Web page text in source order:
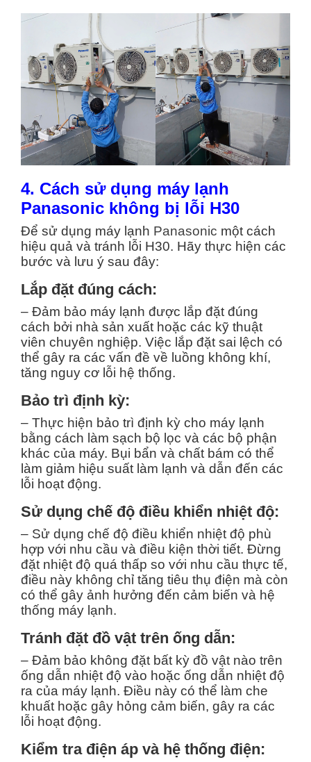
4. Cách sử dụng máy lạnh
Panasonic không bị lỗi H30
Để sử dụng máy lạnh Panasonic một cách
hiệu quả và tránh lỗi H30. Hãy thực hiện các
bước và lưu ý sau đây:
Lắp đặt đúng cách:
– Đảm bảo máy lạnh được lắp đặt đúng
cách bởi nhà sản xuất hoặc các kỹ thuật
viên chuyên nghiệp. Việc lắp đặt sai lệch có
thể gây ra các vấn đề về luồng không khí,
tăng nguy cơ lỗi hệ thống.
Bảo trì định kỳ:
– Thực hiện bảo trì định kỳ cho máy lạnh
bằng cách làm sạch bộ lọc và các bộ phận
khác của máy. Bụi bẩn và chất bám có thể
làm giảm hiệu suất làm lạnh và dẫn đến các
lỗi hoạt động.
Sử dụng chế độ điều khiển nhiệt độ:
– Sử dụng chế độ điều khiển nhiệt độ phù
hợp với nhu cầu và điều kiện thời tiết. Đừng
đặt nhiệt độ quá thấp so với nhu cầu thực tế,
điều này không chỉ tăng tiêu thụ điện mà còn
có thể gây ảnh hưởng đến cảm biến và hệ
thống máy lạnh.
Tránh đặt đồ vật trên ống dẫn:
– Đảm bảo không đặt bất kỳ đồ vật nào trên
ống dẫn nhiệt độ vào hoặc ống dẫn nhiệt độ
ra của máy lạnh. Điều này có thể làm che
khuất hoặc gây hỏng cảm biến, gây ra các
lỗi hoạt động.
Kiểm tra điện áp và hệ thống điện: